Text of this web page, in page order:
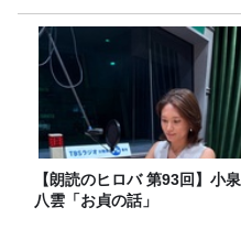
【朗読のヒロバ 第93回】小泉
八雲「お貞の話」